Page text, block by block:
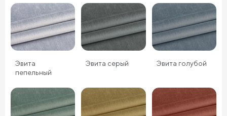
Эвита
пепельный
Эвита серый Эвита голубой